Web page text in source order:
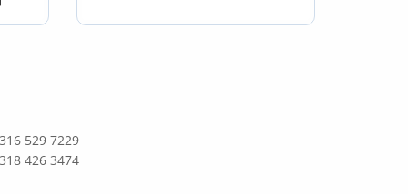
529 7229
426 3474